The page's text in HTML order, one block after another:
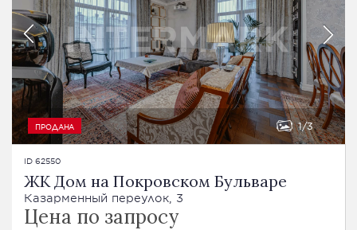
ПРОДАНА 1 3
ID 62550
ЖК Дом на Покровском Бульваре
Казарменный переулок, 3
Цена по запросу